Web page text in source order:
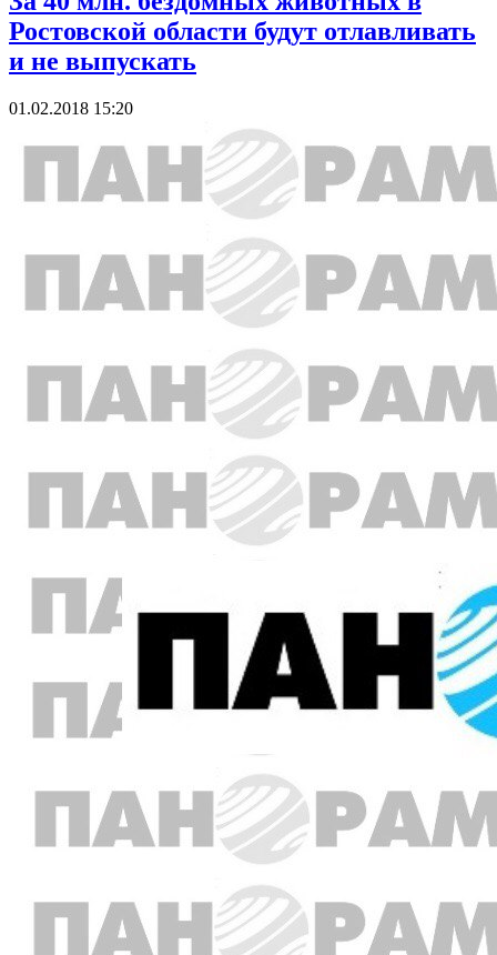
Ростовской области будут отлавливать
и не выпускать
01.02.2018 15:20